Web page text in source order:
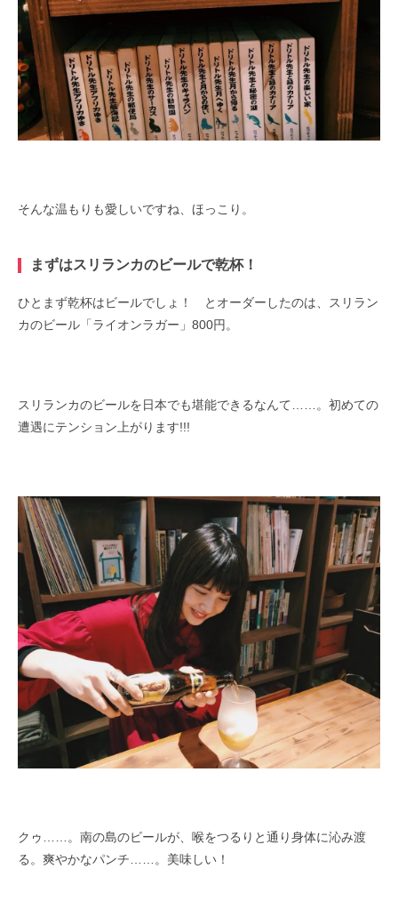
そんな温もりも愛しいですね、ほっこり。
まずはスリランカのビールで乾杯！
ひとまず乾杯はビールでしょ！ とオーダーしたのは、スリラン
カのビール「ライオンラガー」800円。
スリランカのビールを日本でも堪能できるなんて……。初めての
遭遇にテンション上がります!!!
クゥ……。南の島のビールが、喉をつるりと通り身体に沁み渡
る。爽やかなパンチ……。美味しい！